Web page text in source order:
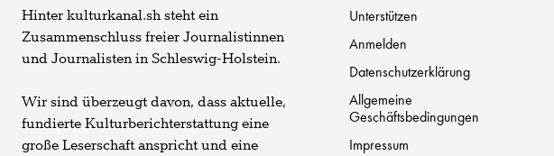
Hinter kulturkanal.sh steht ein
Zusammenschluss freier Journalistinnen
und Journalisten in Schleswig-Holstein.
Wir sind überzeugt davon, dass aktuelle,
fundierte Kulturberichterstattung eine
große Leserschaft anspricht und eine
Unterstützen
Anmelden
Datenschutzerklärung
Allgemeine
Geschäftsbedingungen
Impressum